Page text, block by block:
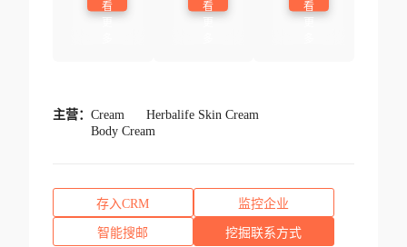
看
看
看
主营： Cream
Herbalife Skin Cream
Body Cream
存入CRM 监控企业
智能搜邮 挖掘联系方式